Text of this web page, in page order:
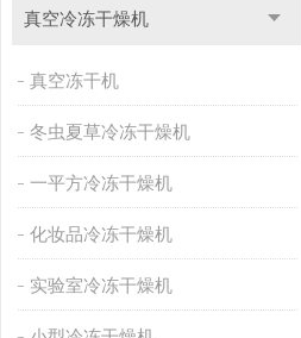
真空冷冻干燥机
真空冻干机
冬虫夏草冷冻干燥机
一平方冷冻干燥机
化妆品冷冻干燥机
实验室冷冻干燥机